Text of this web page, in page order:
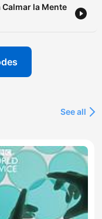
la Mente
See all